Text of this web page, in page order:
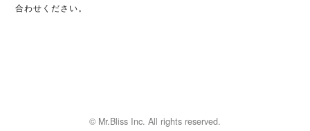
合わせください。
© Mr.Bliss Inc. All rights reserved.